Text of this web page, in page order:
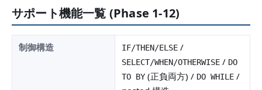
サポート機能一覧 (Phase 1-12)
制御構造 IF/THEN/ELSE /
SELECT/WHEN/OTHERWISE / DO
TO BY (正負両方) / DO WHILE /